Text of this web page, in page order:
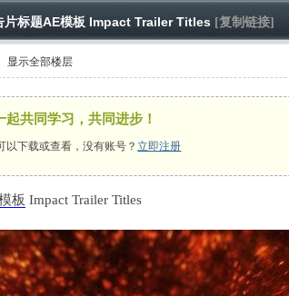
片标题AE模板 Impact Trailer Titles [复制链接]
显示全部楼层
起共同学习，共同进步！
以下载或查看，没有账号？立即注册
板 Impact Trailer Titles